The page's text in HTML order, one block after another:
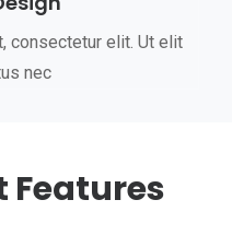
consectetur elit. Ut elit
nec
Features